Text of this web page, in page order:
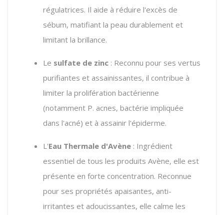
régulatrices. Il aide à réduire l'excès de
sébum, matifiant la peau durablement et
limitant la brillance.
Le sulfate de zinc : Reconnu pour ses vertus
purifiantes et assainissantes, il contribue à
limiter la prolifération bactérienne
(notamment P. acnes, bactérie impliquée
dans l'acné) et à assainir l'épiderme.
L'Eau Thermale d'Avène : Ingrédient
essentiel de tous les produits Avène, elle est
présente en forte concentration. Reconnue
pour ses propriétés apaisantes, anti-
irritantes et adoucissantes, elle calme les